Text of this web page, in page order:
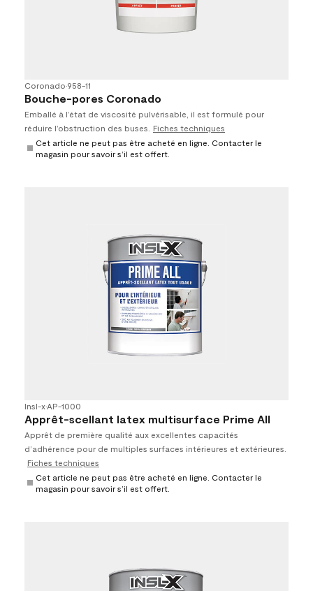
Coronado•958-11
Bouche-pores Coronado
Emballé à l’état de viscosité pulvérisable, il est formulé pour
réduire l’obstruction des buses.
Fiches techniques
Cet article ne peut pas être acheté en ligne. Contacter le
magasin pour savoir s’il est offert.
Insl-x•AP-1000
Apprêt-scellant latex multisurface Prime All
Apprêt de première qualité aux excellentes capacités
d’adhérence pour de multiples surfaces intérieures et extérieures.
Fiches techniques
Cet article ne peut pas être acheté en ligne. Contacter le
magasin pour savoir s’il est offert.